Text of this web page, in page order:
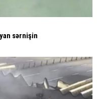
sərnişin